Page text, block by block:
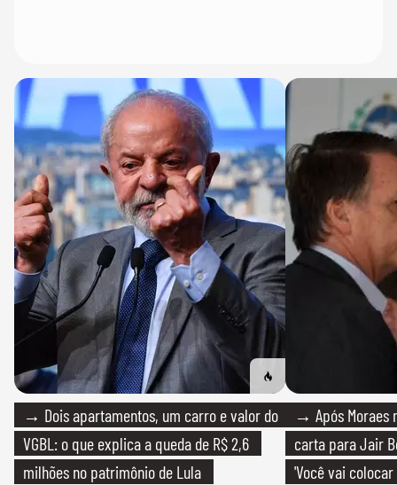
→ Dois apartamentos, um carro e valor do
VGBL: o que explica a queda de R$ 2,6
milhões no patrimônio de Lula
→ Após Moraes
carta para Jair
'Você vai